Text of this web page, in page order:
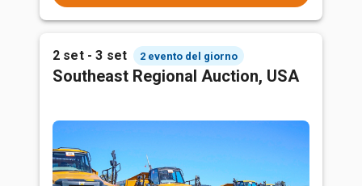
2 set - 3 set 2 evento del giorno
Southeast Regional Auction, USA